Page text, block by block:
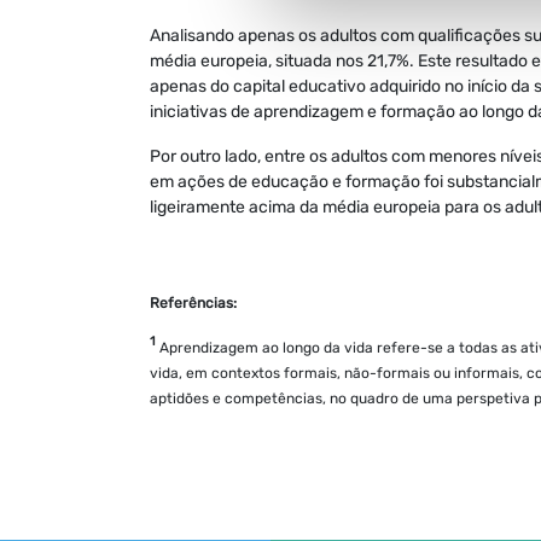
Analisando apenas os adultos com qualificações
média europeia, situada nos 21,7%. Este
apenas do capital educativo adquirido no início da
iniciativas de aprendizagem e formação ao longo
Por outro lado, entre os adultos com menores
em ações de educação e formação foi
ligeiramente acima da média europeia para os
Referências:
1 Aprendizagem ao longo da vida refere-se a todas as
vida, em contextos formais, não-formais ou informais,
aptidões e competências, no quadro de uma perspetiva